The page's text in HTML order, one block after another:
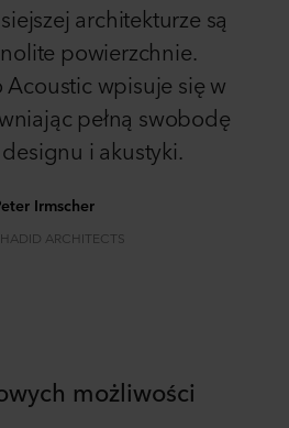
architekturze są
powierzchnie.
wpisuje się w
pełną swobodę
i akustyki.
Irmscher
ARCHITECTS
możliwości